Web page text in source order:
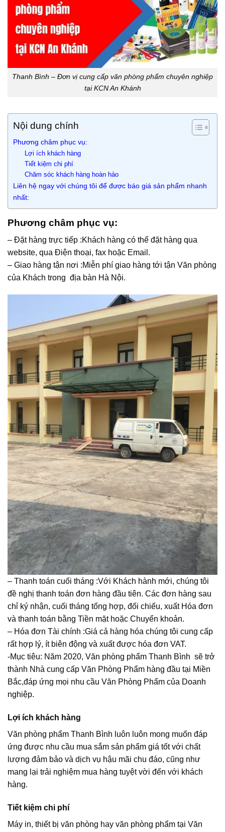
Thanh Bình – Đơn vị cung cấp văn phòng phẩm chuyên nghiệp
tại KCN An Khánh
Nội dung chính
Phương châm phục vụ:
Lợi ích khách hàng
Tiết kiệm chi phí
Chăm sóc khách hàng hoàn hảo
Liên hệ ngay với chúng tôi để được báo giá sản phẩm nhanh
nhất:
Phương châm phục vụ:
– Đặt hàng trực tiếp :Khách hàng có thể đặt hàng qua
website, qua Điện thoại, fax hoặc Email.
– Giao hàng tận nơi :Miễn phí giao hàng tới tận Văn phòng
của Khách trong địa bàn Hà Nội.
– Thanh toán cuối tháng :Với Khách hành mới, chúng tôi
đề nghị thanh toán đơn hàng đầu tiên. Các đơn hàng sau
chỉ ký nhận, cuối tháng tổng hợp, đối chiếu, xuất Hóa đơn
và thanh toán bằng Tiền mặt hoặc Chuyển khoản.
– Hóa đơn Tài chính :Giá cả hàng hóa chúng tôi cung cấp
rất hợp lý, ít biên động và xuất được hóa đơn VAT.
-Mục tiêu: Năm 2020, Văn phòng phẩm Thanh Bình sẽ trở
thành Nhà cung cấp Văn Phòng Phẩm hàng đầu tại Miền
Bắc,đáp ứng mọi nhu cầu Văn Phòng Phẩm của Doanh
nghiệp.
Lợi ích khách hàng
Văn phòng phẩm Thanh Bình luôn luôn mong muốn đáp
ứng được nhu cầu mua sắm sản phẩm giá tốt với chất
lượng đảm bảo và dịch vụ hậu mãi chu đáo, cũng như
mang lại trải nghiệm mua hàng tuyệt vời đến với khách
hàng.
Tiết kiệm chi phí
Máy in, thiết bị văn phòng hay văn phòng phẩm tại Văn